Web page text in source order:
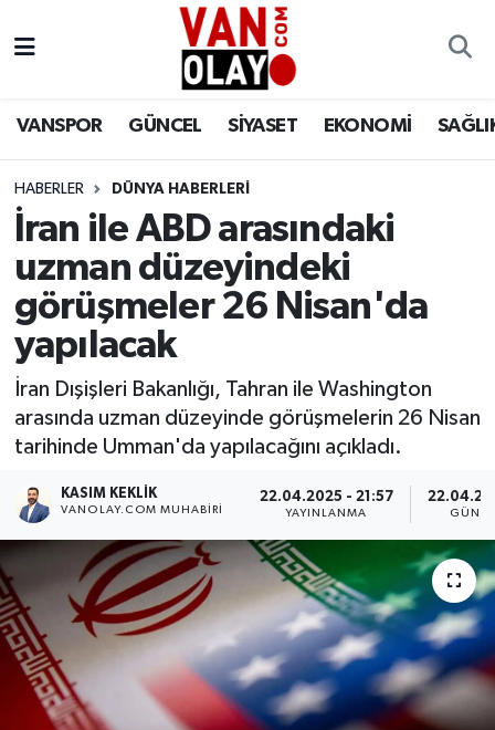
VANSPOR GÜNCEL SİYASET EKONOMİ
HABERLER DÜNYA HABERLERİ
İran ile ABD arasındaki
uzman düzeyindeki
görüşmeler 26 Nisan'da
yapılacak
İran Dışişleri Bakanlığı, Tahran ile Washington
arasında uzman düzeyinde görüşmelerin 26 Nisan
tarihinde Umman'da yapılacağını açıkladı.
KASIM KEKLIK
VANOLAY.COM MUHABIRI
22.04.2025 - 21:57
YAYINLANMA
Siyaset
Sağlık
Eğitim
Bilim & Teknoloji
Van Nöbetçi Eczaneler
Van Namaz Vakitleri
Van Trafik Yoğunluk Haritası
Süper Lig Puan Durumu ve Fikstür
Tüm Manşetler
Son Dakika Haberleri